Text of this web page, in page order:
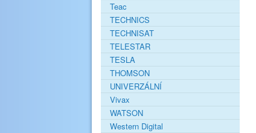
Teac
TECHNICS
TECHNISAT
TELESTAR
TESLA
THOMSON
UNIVERZÁLNÍ
Vivax
WATSON
Western Digital